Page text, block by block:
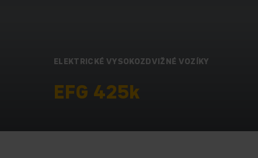
ELEKTRICKÉ VYSOKOZDVIŽNÉ VOZÍKY
EFG 425k